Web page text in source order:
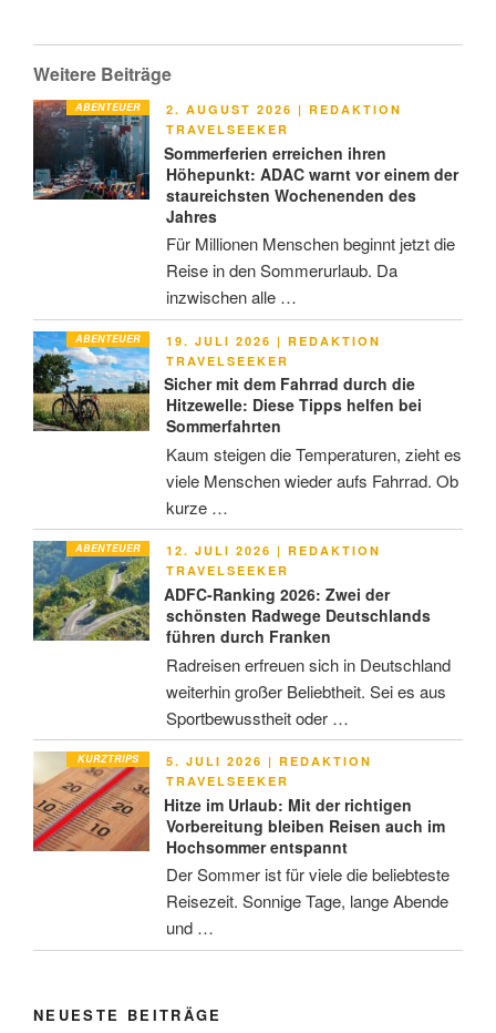
Weitere Beiträge
ABENTEUER
VERÖFFENTLICHT
AM
2. AUGUST 2026 | REDAKTION
TRAVELSEEKER
Sommerferien erreichen ihren
Höhepunkt: ADAC warnt vor einem der
staureichsten Wochenenden des
Jahres
Für Millionen Menschen beginnt jetzt die
Reise in den Sommerurlaub. Da
inzwischen alle …
ABENTEUER
VERÖFFENTLICHT
AM
19. JULI 2026 | REDAKTION
TRAVELSEEKER
Sicher mit dem Fahrrad durch die
Hitzewelle: Diese Tipps helfen bei
Sommerfahrten
Kaum steigen die Temperaturen, zieht es
viele Menschen wieder aufs Fahrrad. Ob
kurze …
ABENTEUER
VERÖFFENTLICHT
AM
12. JULI 2026 | REDAKTION
TRAVELSEEKER
ADFC-Ranking 2026: Zwei der
schönsten Radwege Deutschlands
führen durch Franken
Radreisen erfreuen sich in Deutschland
weiterhin großer Beliebtheit. Sei es aus
Sportbewusstheit oder …
KURZTRIPS
VERÖFFENTLICHT
AM
5. JULI 2026 | REDAKTION
TRAVELSEEKER
Hitze im Urlaub: Mit der richtigen
Vorbereitung bleiben Reisen auch im
Hochsommer entspannt
Der Sommer ist für viele die beliebteste
Reisezeit. Sonnige Tage, lange Abende
und …
NEUESTE BEITRÄGE